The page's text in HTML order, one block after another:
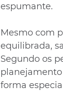
espumante.
Mesmo com
equilibrada,
Segundo os
planejamento
forma